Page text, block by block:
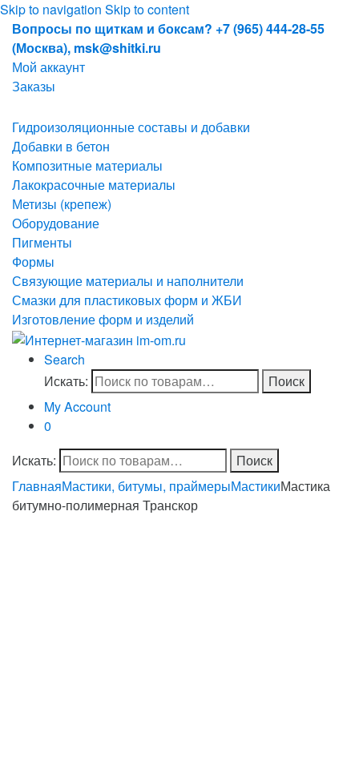
Skip to navigation Skip to content
Вопросы по щиткам и боксам? +7 (965) 444-28-55
(Москва), msk@shitki.ru
Мой аккаунт
Заказы
Гидроизоляционные составы и добавки
Добавки в бетон
Композитные материалы
Лакокрасочные материалы
Метизы (крепеж)
Оборудование
Пигменты
Формы
Связующие материалы и наполнители
Смазки для пластиковых форм и ЖБИ
Изготовление форм и изделий
Search
Искать:
Поиск
My Account
0
Искать:
Поиск
ГлавнаяМастики, битумы, праймерыМастикиМастика
битумно-полимерная Транскор